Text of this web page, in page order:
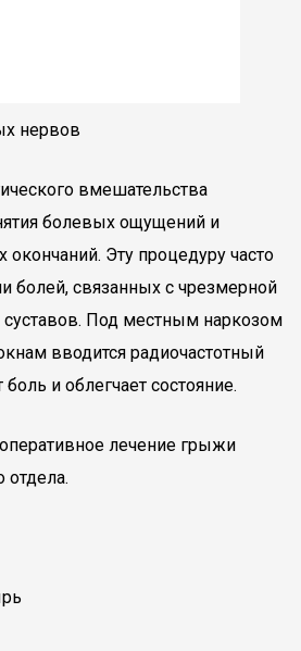
нервов
вмешательства
болевых ощущений и
Эту процедуру часто
болей, связанных с чрезмерной
суставов. Под местным наркозом
вводится радиочастотный
и облегчает состояние.
лечение грыжи
отдела.